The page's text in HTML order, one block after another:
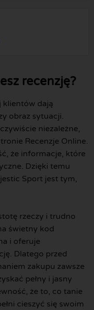
recenzję?
klientów dają
obraz sytuacji.
niezależne,
Recenzje Online.
że informacje, które
Dzięki temu
Sport jest tym,
rzeczy i trudno
świetny kod
i oferuje
Dlatego przed
zakupu zawsze
pełny i jasny
że to, co tanie
cieszyć się swoim